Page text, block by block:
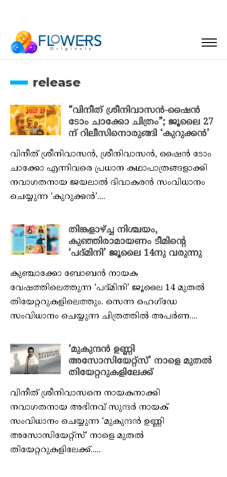
release
“വിനീത് ശ്രീനിവാസന്‍-ഷൈന്‍
ടോം ചാക്കോ ചിത്രം”; ജൂലൈ 27
ന് റിലീസിനൊരുങ്ങി ‘കുറുക്കൻ’
വിനീത് ശ്രീനിവാസന്‍, ശ്രീനിവാസന്‍, ഷൈന്‍ ടോം
ചാക്കോ എന്നിവരെ പ്രധാന കഥാപാത്രങ്ങളാക്കി
നവാഗതനായ ജയലാല്‍ ദിവാകരന്‍ സംവിധാനം
ചെയ്യുന്ന ‘കുറുക്കന്‍’....
തിങ്കളാഴ്ച്ച നിശ്ചയം,
കുഞ്ഞിരാമായണം ടീമിന്റെ
‘പദ്മിനി’ ജൂലൈ 14നു വരുന്നു
കുഞ്ചാക്കോ ബോബൻ നായക
വേഷത്തിലെത്തുന്ന ‘പദ്മിനി’ ജൂലൈ 14 മുതൽ
തിയേറ്ററുകളിലെത്തും. സെന്ന ഹെഗ്‌ഡേ
സംവിധാനം ചെയ്യുന്ന ചിത്രത്തിൽ അപർണ....
‘മുകുന്ദന്‍ ഉണ്ണി
അസോസിയേറ്റ്‌സ്’ നാളെ മുതൽ
തിയേറ്ററുകളിലേക്ക്
വിനീത് ശ്രീനിവാസനെ നായകനാക്കി
നവാഗതനായ അഭിനവ് സുന്ദര്‍ നായക്
സംവിധാനം ചെയ്യുന്ന ‘മുകുന്ദന്‍ ഉണ്ണി
അസോസിയേറ്റ്‌സ്’ നാളെ മുതൽ
തിയേറ്ററുകളിലേക്ക്.....